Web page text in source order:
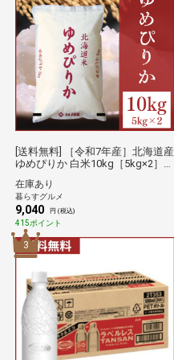
[送料無料] ［令和7年産］北海道産
ゆめぴりか 白米10kg［5kg×2］
と同梱不可］【1～2営業日以内に
出荷】 倉庫C 【防災】
在庫あり
暮らすグルメ
9,040 円 (税込)
415ポイント
3